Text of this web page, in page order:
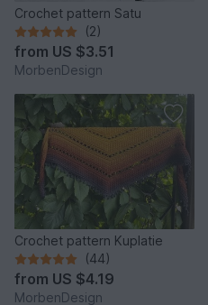
Crochet pattern Satu
(2)
from US $3.51
MorbenDesign
Crochet pattern Kuplatie
(44)
from US $4.19
MorbenDesign